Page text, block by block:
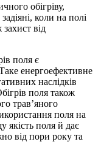
обігріву,
коли на полі
від
поля є
енергоефективне
наслідків
поля також
трав’яного
поля на
якість поля й дає
від пори року та